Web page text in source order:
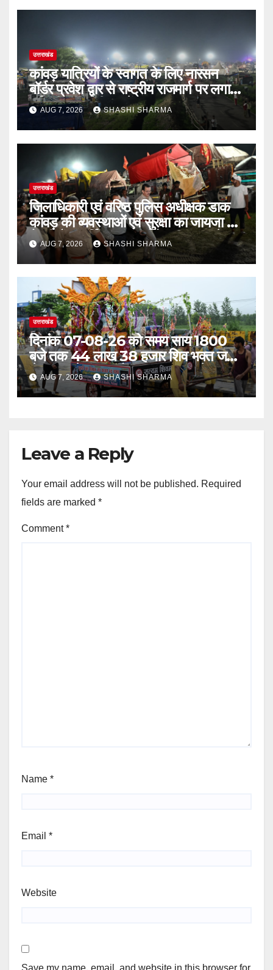
उत्तराखंड
कांवड़ यात्रियों के स्वागत के लिए नारसन
बॉर्डर प्रवेश द्वार से राष्ट्रीय राजमार्ग पर लगाई
गई रंगीन एलईडी लाइटें
AUG 7, 2026 SHASHI SHARMA
उत्तराखंड
जिलाधिकारी एवं वरिष्ठ पुलिस अधीक्षक डाक
कांवड़ की व्यवस्थाओं एवं सुरक्षा का जायजा लेने
बैरागी कैंप पार्किंग स्थल जीरो ग्राउंड पर देर
रात्रि पहुंचे
AUG 7, 2026 SHASHI SHARMA
उत्तराखंड
दिनांक 07-08-26 को समय साय 1800
बजे तक 44 लाख 38 हजार शिव भक्त जल
लेकर अपने गंतव्य को प्रस्थान कर चुके
AUG 7, 2026 SHASHI SHARMA
Leave a Reply
Your email address will not be published. Required
fields are marked *
Comment*
Name *
Email *
Website
Save my name, email, and website in this browser for